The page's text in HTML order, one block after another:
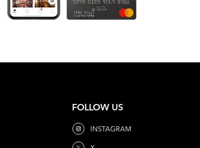
FOLLOW US
INSTAGRAM